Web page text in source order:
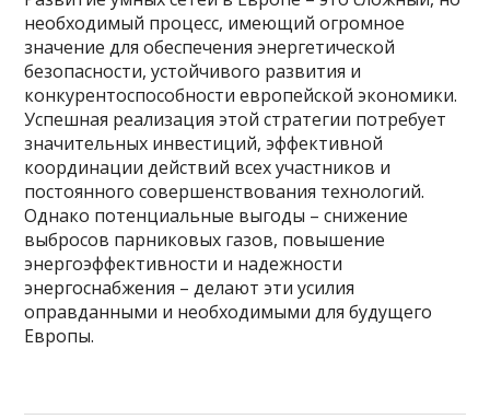
необходимый процесс, имеющий огромное
значение для обеспечения энергетической
безопасности, устойчивого развития и
конкурентоспособности европейской экономики.
Успешная реализация этой стратегии потребует
значительных инвестиций, эффективной
координации действий всех участников и
постоянного совершенствования технологий.
Однако потенциальные выгоды – снижение
выбросов парниковых газов, повышение
энергоэффективности и надежности
энергоснабжения – делают эти усилия
оправданными и необходимыми для будущего
Европы.